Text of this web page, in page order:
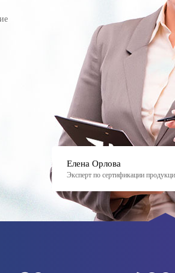
Елена Орлова
Эксперт по сертификации